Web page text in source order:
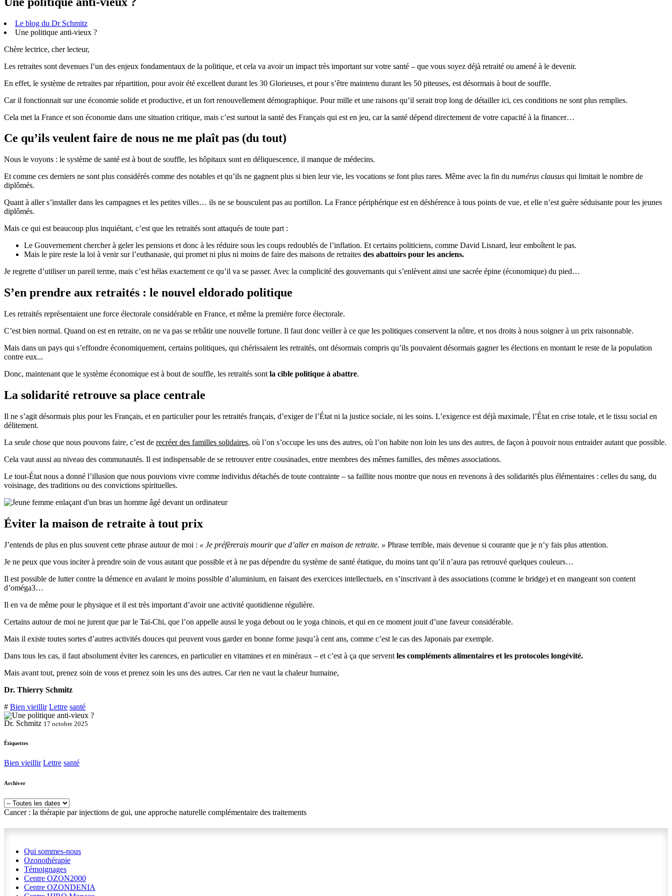
Le blog du Dr Schmitz
Une politique anti-vieux ?
​Chère lectrice, cher lecteur,
Les retraites sont devenues l’un des enjeux fondamentaux de la politique, et cela va avoir un impact très important sur votre santé – que vous soyez déjà retraité ou amené à le devenir.
En effet, le système de retraites par répartition, pour avoir été excellent durant les 30 Glorieuses, et pour s’être maintenu durant les 50 piteuses, est désormais à bout de souffle.
Car il fonctionnait sur une économie solide et productive, et un fort renouvellement démographique. Pour mille et une raisons qu’il serait trop long de détailler ici, ces conditions ne sont plus remplies.
Cela met la France et son économie dans une situation critique, mais c’est surtout la santé des Français qui est en jeu, car la santé dépend directement de votre capacité à la financer…
Ce qu’ils veulent faire de nous ne me plaît pas (du tout)
Nous le voyons : le système de santé est à bout de souffle, les hôpitaux sont en déliquescence, il manque de médecins.
Et comme ces derniers ne sont plus considérés comme des notables et qu’ils ne gagnent plus si bien leur vie, les vocations se font plus rares. Même avec la fin du numérus clausus qui limitait le nombre de
diplômés.
Quant à aller s’installer dans les campagnes et les petites villes… ils ne se bousculent pas au portillon. La France périphérique est en déshérence à tous points de vue, et elle n’est guère séduisante pour les jeunes
diplômés.
Mais ce qui est beaucoup plus inquiétant, c’est que les retraités sont attaqués de toute part :
Le Gouvernement chercher à geler les pensions et donc à les réduire sous les coups redoublés de l’inflation. Et certains politiciens, comme David Lisnard, leur emboîtent le pas.
Mais le pire reste la loi à venir sur l’euthanasie, qui promet ni plus ni moins de faire des maisons de retraites des abattoirs pour les anciens.
Je regrette d’utiliser un pareil terme, mais c’est hélas exactement ce qu’il va se passer. Avec la complicité des gouvernants qui s’enlèvent ainsi une sacrée épine (économique) du pied…
S’en prendre aux retraités : le nouvel eldorado politique
Les retraités représentaient une force électorale considérable en France, et même la première force électorale.
C’est bien normal. Quand on est en retraite, on ne va pas se rebâtir une nouvelle fortune. Il faut donc veiller à ce que les politiques conservent la nôtre, et nos droits à nous soigner à un prix raisonnable.
Mais dans un pays qui s’effondre économiquement, certains politiques, qui chérissaient les retraités, ont désormais compris qu’ils pouvaient désormais gagner les élections en montant le reste de la population
contre eux...
Donc, maintenant que le système économique est à bout de souffle, les retraités sont la cible politique à abattre.
La solidarité retrouve sa place centrale
Il ne s’agit désormais plus pour les Français, et en particulier pour les retraités français, d’exiger de l’État ni la justice sociale, ni les soins. L’exigence est déjà maximale, l’État en crise totale, et le tissu social en
délitement.
La seule chose que nous pouvons faire, c’est de recréer des familles solidaires, où l’on s’occupe les uns des autres, où l’on habite non loin les uns des autres, de façon à pouvoir nous entraider autant que possible.
Cela vaut aussi au niveau des communautés. Il est indispensable de se retrouver entre cousinades, entre membres des mêmes familles, des mêmes associations.
Le tout-État nous a donné l’illusion que nous pouvions vivre comme individus détachés de toute contrainte – sa faillite nous montre que nous en revenons à des solidarités plus élémentaires : celles du sang, du
voisinage, des traditions ou des convictions spirituelles.
Éviter la maison de retraite à tout prix
J’entends de plus en plus souvent cette phrase autour de moi : « Je préfèrerais mourir que d’aller en maison de retraite. » Phrase terrible, mais devenue si courante que je n’y fais plus attention.
Je ne peux que vous inciter à prendre soin de vous autant que possible et à ne pas dépendre du système de santé étatique, du moins tant qu’il n’aura pas retrouvé quelques couleurs…
Il est possible de lutter contre la démence en avalant le moins possible d’aluminium, en faisant des exercices intellectuels, en s’inscrivant à des associations (comme le bridge) et en mangeant son content
d’oméga3…
Il en va de même pour le physique et il est très important d’avoir une activité quotidienne régulière.
Certains autour de moi ne jurent que par le Taï-Chi, que l’on appelle aussi le yoga debout ou le yoga chinois, et qui en ce moment jouit d’une faveur considérable.
Mais il existe toutes sortes d’autres activités douces qui peuvent vous garder en bonne forme jusqu’à cent ans, comme c’est le cas des Japonais par exemple.
Dans tous les cas, il faut absolument éviter les carences, en particulier en vitamines et en minéraux – et c’est à ça que servent les compléments alimentaires et les protocoles longévité.
Mais avant tout, prenez soin de vous et prenez soin les uns des autres. Car rien ne vaut la chaleur humaine,
Dr. Thierry Schmitz
# Bien vieillir Lettre santé
Dr. Schmitz 17 octobre 2025
Étiquettes
Bien vieillir Lettre santé
Archiver
Cancer : la thérapie par injections de gui, une approche naturelle complémentaire des traitements
Qui sommes-nous
Ozonothérapie
Témoignages
Centre OZON2000
Centre OZONDENIA